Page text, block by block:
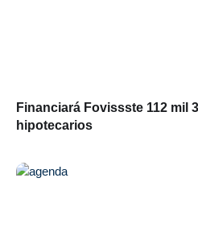
Financiará Fovissste 112 mil
hipotecarios